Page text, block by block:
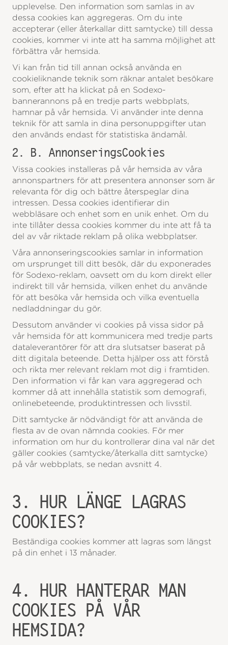
upplevelse. Den information som samlas in av
dessa cookies kan aggregeras. Om du inte
accepterar (eller återkallar ditt samtycke) till dessa
cookies, kommer vi inte att ha samma möjlighet att
förbättra vår hemsida.
Vi kan från tid till annan också använda en
cookieliknande teknik som räknar antalet besökare
som, efter att ha klickat på en Sodexo-
bannerannons på en tredje parts webbplats,
hamnar på vår hemsida. Vi använder inte denna
teknik för att samla in dina personuppgifter utan
den används endast för statistiska ändamål.
2. B. AnnonseringsCookies
Vissa cookies installeras på vår hemsida av våra
annonspartners för att presentera annonser som är
relevanta för dig och bättre återspeglar dina
intressen. Dessa cookies identifierar din
webbläsare och enhet som en unik enhet. Om du
inte tillåter dessa cookies kommer du inte att få ta
del av vår riktade reklam på olika webbplatser.
Våra annonseringscookies samlar in information
om ursprunget till ditt besök, där du exponerades
för Sodexo-reklam, oavsett om du kom direkt eller
indirekt till vår hemsida, vilken enhet du använde
för att besöka vår hemsida och vilka eventuella
nedladdningar du gör.
Dessutom använder vi cookies på vissa sidor på
vår hemsida för att kommunicera med tredje parts
dataleverantörer för att dra slutsatser baserat på
ditt digitala beteende. Detta hjälper oss att förstå
och rikta mer relevant reklam mot dig i framtiden.
Den information vi får kan vara aggregerad och
kommer då att innehålla statistik som demografi,
onlinebeteende, produktintressen och livsstil.
Ditt samtycke är nödvändigt för att använda de
flesta av de ovan nämnda cookies. För mer
information om hur du kontrollerar dina val när det
gäller cookies (samtycke/återkalla ditt samtycke)
på vår webbplats, se nedan avsnitt 4.
3. HUR LÄNGE LAGRAS
COOKIES?
Beständiga cookies kommer att lagras som längst
på din enhet i 13 månader.
4. HUR HANTERAR MAN
COOKIES PÅ VÅR
HEMSIDA?